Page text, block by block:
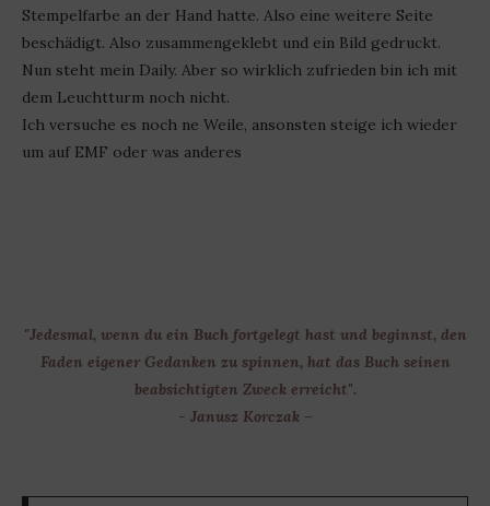
Stempelfarbe an der Hand hatte. Also eine weitere Seite
beschädigt. Also zusammengeklebt und ein Bild gedruckt.
Nun steht mein Daily. Aber so wirklich zufrieden bin ich mit
dem Leuchtturm noch nicht.
Ich versuche es noch ne Weile, ansonsten steige ich wieder
um auf EMF oder was anderes
"Jedesmal, wenn du ein Buch fortgelegt hast und beginnst, den
Faden eigener Gedanken zu spinnen, hat das Buch seinen
beabsichtigten Zweck erreicht".
- Janusz Korczak –